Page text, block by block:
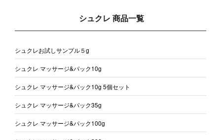
シュクレ 商品一覧
シュクレお試しサンプル５g
シュクレ マッサージ&パック10g
シュクレ マッサージ&パック10g 5個セット
シュクレ マッサージ&パック35g
シュクレ マッサージ&パック100g